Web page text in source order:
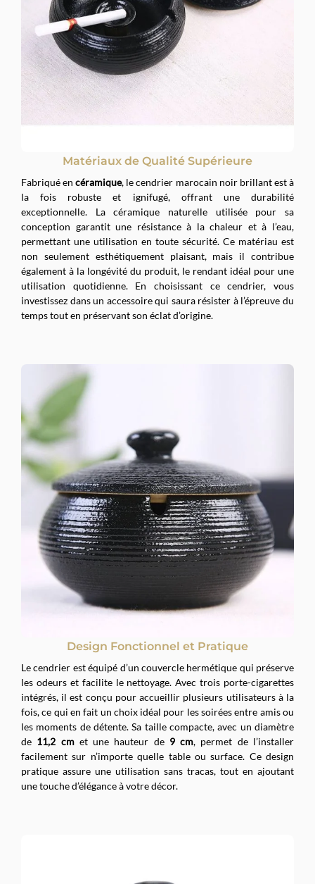
Matériaux de Qualité Supérieure
Fabriqué encéramique, le cendrier marocain noir brillant est à
la fois robuste et ignifugé, offrant une durabilité
exceptionnelle. La céramique naturelle utilisée pour sa
conception garantit une résistance à la chaleur et à l’eau,
permettant une utilisation en toute sécurité. Ce matériau est
non seulement esthétiquement plaisant, mais il contribue
également à la longévité du produit, le rendant idéal pour une
utilisation quotidienne. En choisissant ce cendrier, vous
investissez dans un accessoire qui saura résister à l’épreuve du
temps tout en préservant son éclat d’origine.
Design Fonctionnel et Pratique
Le cendrier est équipé d’un couvercle hermétique qui préserve
les odeurs et facilite le nettoyage. Avec trois porte-cigarettes
intégrés, il est conçu pour accueillir plusieurs utilisateurs à la
fois, ce qui en fait un choix idéal pour les soirées entre amis ou
les moments de détente. Sa taille compacte, avec un diamètre
de 11,2 cmet une hauteur de 9 cm, permet de l’installer
facilement sur n’importe quelle table ou surface. Ce design
pratique assure une utilisation sans tracas, tout en ajoutant
une touche d’élégance à votre décor.